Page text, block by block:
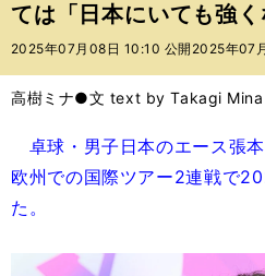
テ
ー
バ
ては「日本にいても強く
2025年07月08日 10:10 公開 2025年07
高樹ミナ●文 text by Takagi Mina
卓球・男子日本のエース張
欧州での国際ツアー2連戦で
た。